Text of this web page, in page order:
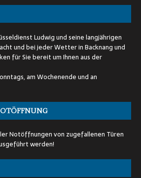
Ludwig und seine langjährigen
und bei jeder Wetter in Backnang und
für Sie bereit um Ihnen aus der
am Wochenende und an
Notöffnungen von zugefallenen Türen
werden!